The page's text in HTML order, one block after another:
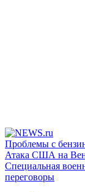
Проблемы с
Атака США на
Специальная
переговоры